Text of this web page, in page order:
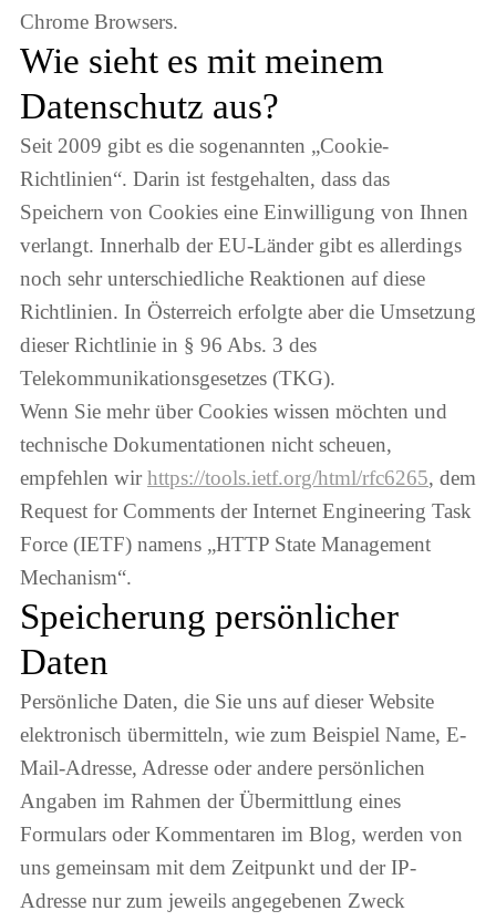
Chrome Browsers.
Wie sieht es mit meinem
Datenschutz aus?
Seit 2009 gibt es die sogenannten „Cookie-
Richtlinien“. Darin ist festgehalten, dass das
Speichern von Cookies eine Einwilligung von Ihnen
verlangt. Innerhalb der EU-Länder gibt es allerdings
noch sehr unterschiedliche Reaktionen auf diese
Richtlinien. In Österreich erfolgte aber die Umsetzung
dieser Richtlinie in § 96 Abs. 3 des
Telekommunikationsgesetzes (TKG).
Wenn Sie mehr über Cookies wissen möchten und
technische Dokumentationen nicht scheuen,
empfehlen wirhttps://tools.ietf.org/html/rfc6265, dem
Request for Comments der Internet Engineering Task
Force (IETF) namens „HTTP State Management
Mechanism“.
Speicherung persönlicher
Daten
Persönliche Daten, die Sie uns auf dieser Website
elektronisch übermitteln, wie zum Beispiel Name, E-
Mail-Adresse, Adresse oder andere persönlichen
Angaben im Rahmen der Übermittlung eines
Formulars oder Kommentaren im Blog, werden von
uns gemeinsam mit dem Zeitpunkt und der IP-
Adresse nur zum jeweils angegebenen Zweck